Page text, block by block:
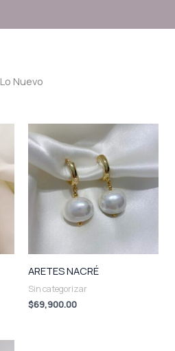
Lo Nuevo
ARETES NACRÉ
Sin categorizar
$69,900.00